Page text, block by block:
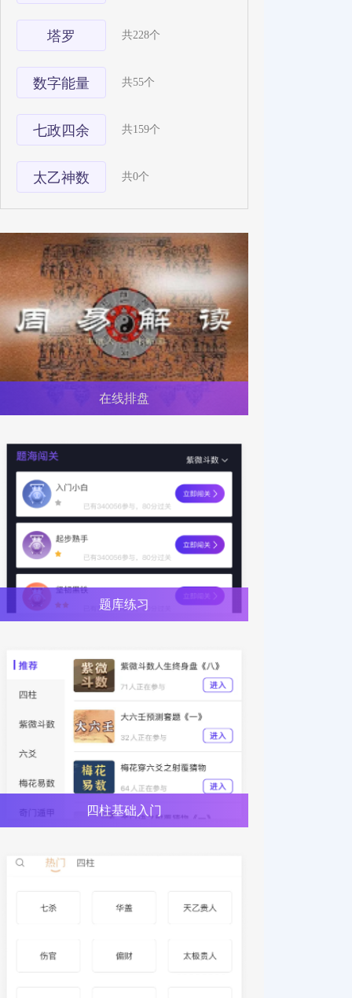
塔罗 共228个
数字能量 共55个
七政四余 共159个
太乙神数 共0个
在线排盘
题库练习
四柱基础入门